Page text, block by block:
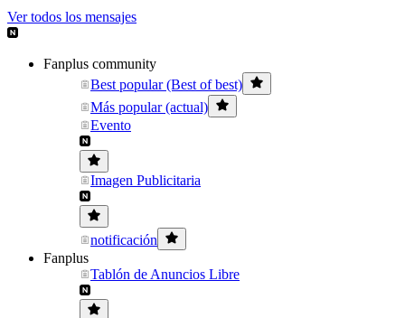
Ver todos los mensajes
Fanplus community
Best popular (Best of best)
Más popular (actual)
Evento
Imagen Publicitaria
notificación
Fanplus
Tablón de Anuncios Libre